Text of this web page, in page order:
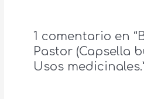
1 comentario en
Pastor (Capsella
Usos